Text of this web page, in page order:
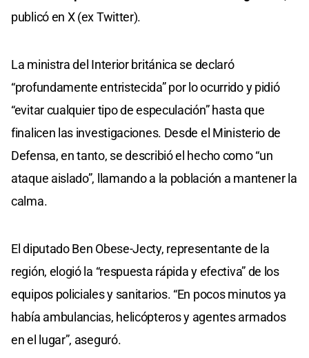
publicó en X (ex Twitter).
La ministra del Interior británica se declaró
“profundamente entristecida” por lo ocurrido y pidió
“evitar cualquier tipo de especulación” hasta que
finalicen las investigaciones. Desde el Ministerio de
Defensa, en tanto, se describió el hecho como “un
ataque aislado”, llamando a la población a mantener la
calma.
El diputado Ben Obese-Jecty, representante de la
región, elogió la “respuesta rápida y efectiva” de los
equipos policiales y sanitarios. “En pocos minutos ya
había ambulancias, helicópteros y agentes armados
en el lugar”, aseguró.